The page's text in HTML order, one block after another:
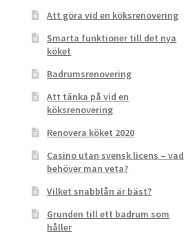
Att göra vid en köksrenovering
Smarta funktioner till det nya
köket
Badrumsrenovering
Att tänka på vid en
köksrenovering
Renovera köket 2020
Casino utan svensk licens – vad
behöver man veta?
Vilket snabblån är bäst?
Grunden till ett badrum som
håller